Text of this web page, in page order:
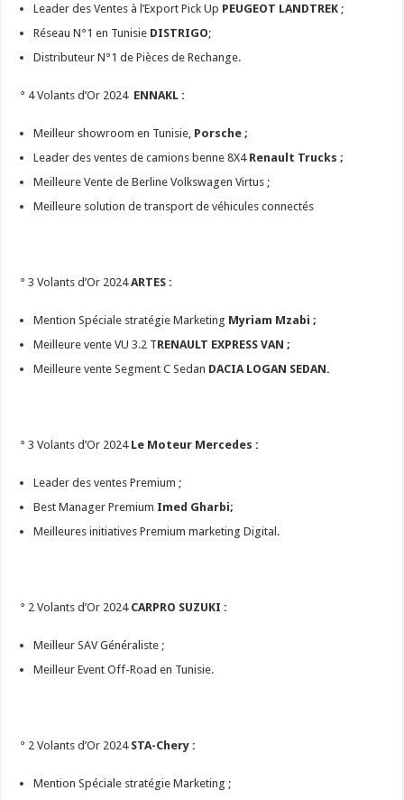
Leader des Ventes à l’Export Pick Up PEUGEOT LANDTREK ;
Réseau N°1 en Tunisie DISTRIGO;
Distributeur N°1 de Pièces de Rechange.
° 4 Volants d’Or 2024 ENNAKL :
Meilleur showroom en Tunisie, Porsche ;
Leader des ventes de camions benne 8X4 Renault Trucks ;
Meilleure Vente de Berline Volkswagen Virtus ;
Meilleure solution de transport de véhicules connectés
° 3 Volants d’Or 2024ARTES :
Mention Spéciale stratégie Marketing Myriam Mzabi ;
Meilleure vente VU 3.2 TRENAULT EXPRESS VAN ;
Meilleure vente Segment C Sedan DACIA LOGAN SEDAN.
° 3 Volants d’Or 2024 Le Moteur Mercedes :
Leader des ventes Premium ;
Best Manager Premium Imed Gharbi;
Meilleures initiatives Premium marketing Digital.
° 2 Volants d’Or 2024 CARPRO SUZUKI :
Meilleur SAV Généraliste ;
Meilleur Event Off-Road en Tunisie.
° 2 Volants d’Or 2024 STA-Chery :
Mention Spéciale stratégie Marketing ;